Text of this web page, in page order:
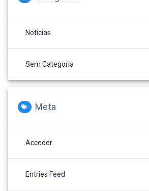
Noticias
Sem Categoria
Meta
Acceder
Entries Feed